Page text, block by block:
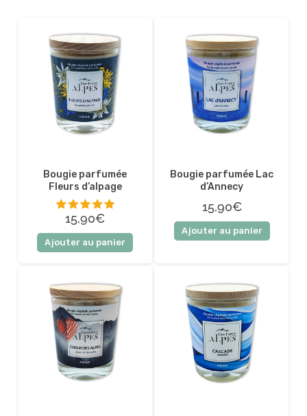
Bougie parfumée
Fleurs d’alpage
5 sur 5
15,90€
Ajouter au panier
Bougie parfumée Lac
d’Annecy
15,90€
Ajouter au panier